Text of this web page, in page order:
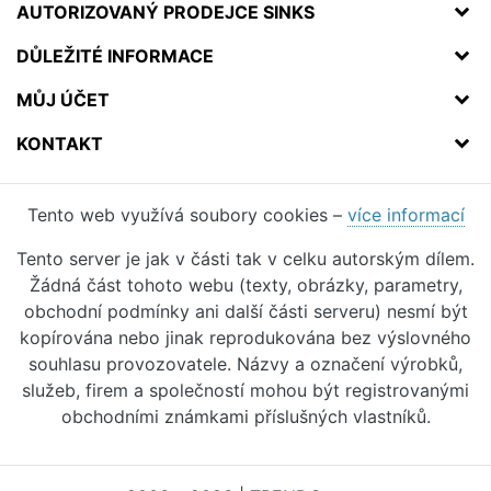
AUTORIZOVANÝ PRODEJCE SINKS
DŮLEŽITÉ INFORMACE
MŮJ ÚČET
KONTAKT
Tento web využívá soubory cookies – více informací
Tento server je jak v části tak v celku autorským dílem.
Žádná část tohoto webu (texty, obrázky, parametry,
obchodní podmínky ani další části serveru) nesmí být
kopírována nebo jinak reprodukována bez výslovného
souhlasu provozovatele. Názvy a označení výrobků,
služeb, firem a společností mohou být registrovanými
obchodními známkami příslušných vlastníků.